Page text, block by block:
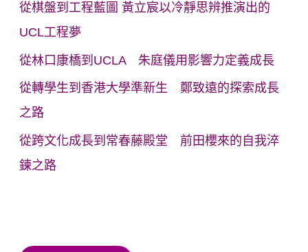
從棋盤到工程藍圖 黃立宸以冷靜思辨推演出的
UCL工程夢
從林口康橋到UCLA 朱庭儀用影響力定義成長
從轉學生到香港大學準新生 鄭致遠的探索成長
之路
從跨文化成長到常春藤殿堂 前田櫻來的自我淬
鍊之路